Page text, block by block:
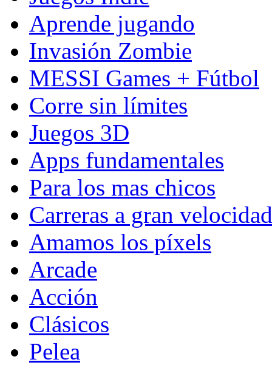
Aprende jugando
Invasión Zombie
MESSI Games + Fútbol
Corre sin límites
Juegos 3D
Apps fundamentales
Para los mas chicos
Carreras a gran velocidad
Amamos los píxels
Arcade
Acción
Clásicos
Pelea